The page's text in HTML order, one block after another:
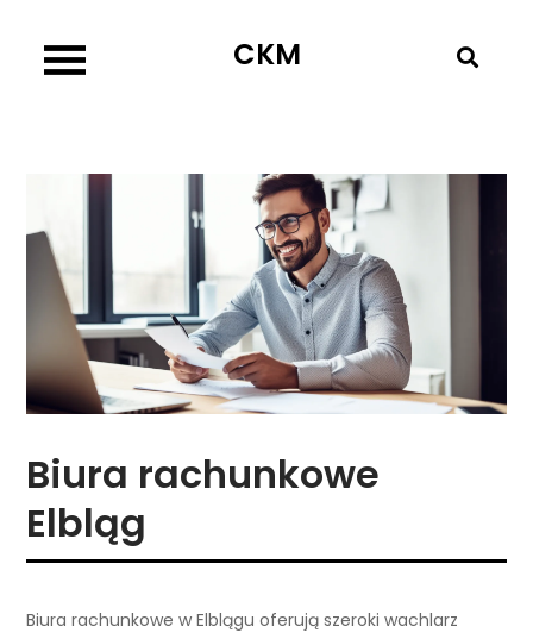
content
CKM
Biura rachunkowe
Elbląg
Biura rachunkowe w Elblągu oferują szeroki wachlarz